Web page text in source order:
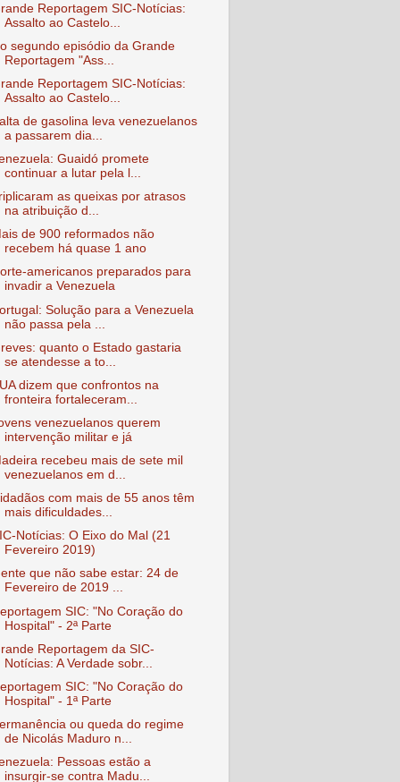
Reportagem SIC-Notícias:
Assalto ao Castelo...
segundo episódio da Grande
Reportagem "Ass...
Reportagem SIC-Notícias:
Assalto ao Castelo...
de gasolina leva venezuelanos
a passarem dia...
Guaidó promete
continuar a lutar pela l...
as queixas por atrasos
na atribuição d...
de 900 reformados não
recebem há quase 1 ano
americanos preparados para
invadir a Venezuela
Solução para a Venezuela
não passa pela ...
quanto o Estado gastaria
se atendesse a to...
dizem que confrontos na
fronteira fortaleceram...
venezuelanos querem
intervenção militar e já
recebeu mais de sete mil
venezuelanos em d...
com mais de 55 anos têm
mais dificuldades...
Notícias: O Eixo do Mal (21
Fevereiro 2019)
que não sabe estar: 24 de
Fevereiro de 2019 ...
SIC: "No Coração do
Hospital" - 2ª Parte
Reportagem da SIC-
Notícias: A Verdade sobr...
SIC: "No Coração do
Hospital" - 1ª Parte
ou queda do regime
de Nicolás Maduro n...
Pessoas estão a
insurgir-se contra Madu...